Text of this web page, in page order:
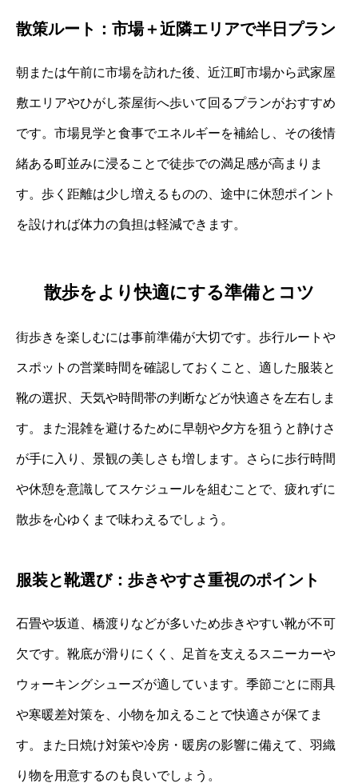
散策ルート：市場＋近隣エリアで半日プラン
朝または午前に市場を訪れた後、近江町市場から武家屋
敷エリアやひがし茶屋街へ歩いて回るプランがおすすめ
です。市場見学と食事でエネルギーを補給し、その後情
緒ある町並みに浸ることで徒歩での満足感が高まりま
す。歩く距離は少し増えるものの、途中に休憩ポイント
を設ければ体力の負担は軽減できます。
散歩をより快適にする準備とコツ
街歩きを楽しむには事前準備が大切です。歩行ルートや
スポットの営業時間を確認しておくこと、適した服装と
靴の選択、天気や時間帯の判断などが快適さを左右しま
す。また混雑を避けるために早朝や夕方を狙うと静けさ
が手に入り、景観の美しさも増します。さらに歩行時間
や休憩を意識してスケジュールを組むことで、疲れずに
散歩を心ゆくまで味わえるでしょう。
服装と靴選び：歩きやすさ重視のポイント
石畳や坂道、橋渡りなどが多いため歩きやすい靴が不可
欠です。靴底が滑りにくく、足首を支えるスニーカーや
ウォーキングシューズが適しています。季節ごとに雨具
や寒暖差対策を、小物を加えることで快適さが保てま
す。また日焼け対策や冷房・暖房の影響に備えて、羽織
り物を用意するのも良いでしょう。